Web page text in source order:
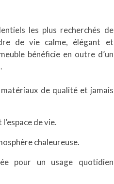
les plus recherchés de
de vie calme, élégant et
bénéficie en outre d’un
de qualité et jamais
de vie.
chaleureuse.
pour un usage quotidien